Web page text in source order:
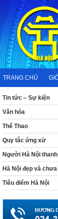
content
TRANG CHỦ
Tin tức – Sự kiện
Văn hóa
Thể Thao
Quy tắc ứng xử
Người Hà Nội
Hà Nội đẹp và
Tiêu điểm Hà Nội